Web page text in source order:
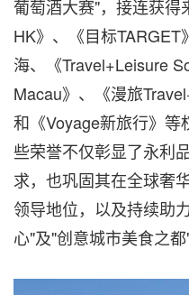
葡萄酒大赛"，接连获得
HK》、《目标
海、《Travel+Leisure
Macau》、《漫旅
和《Voyage新旅行》等
些荣誉不仅彰显了永利
求，也巩固其在全球奢
领导地位，以及持续助
心"及"创意城市美食之都